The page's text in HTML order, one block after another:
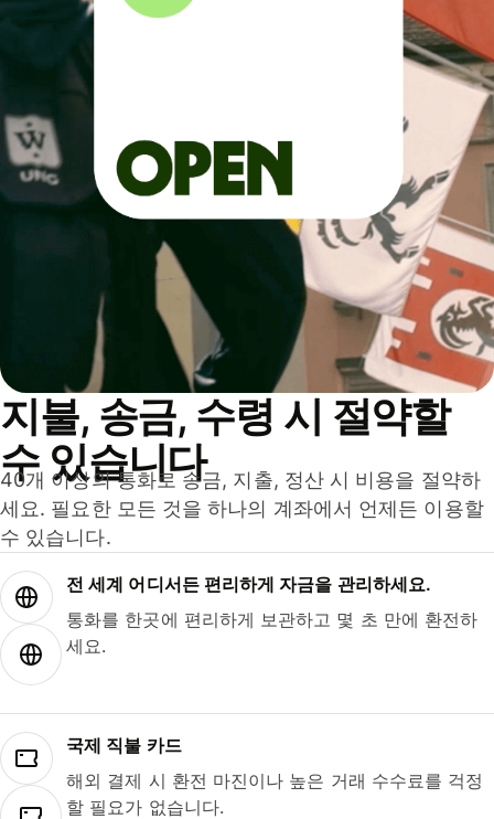
지불, 송금, 수령 시 절약할
수 있습니다
40개 이상의 통화로 송금, 지출, 정산 시 비용을 절약하
세요. 필요한 모든 것을 하나의 계좌에서 언제든 이용할
수 있습니다.
전 세계 어디서든 편리하게 자금을 관리하세요.
통화를 한곳에 편리하게 보관하고 몇 초 만에 환전하
세요.
국제 직불 카드
해외 결제 시 환전 마진이나 높은 거래 수수료를 걱정
할 필요가 없습니다.